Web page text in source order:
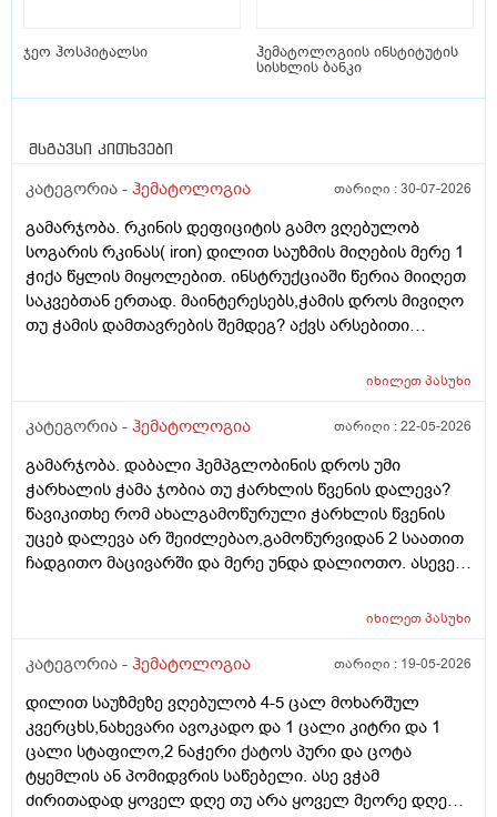
ჯეო ჰოსპიტალსი
ჰემატოლოგიის ინსტიტუტის
სისხლის ბანკი
მსგავსი კითხვები
კატეგორია - ჰემატოლოგია თარიღი :30-07-2026
გამარჯობა. რკინის დეფიციტის გამო ვღებულობ
სოგარის რკინას( iron) დილით საუზმის მიღების მერე 1
ჭიქა წყლის მიყოლებით. ინსტრუქციაში წერია მიიღეთ
საკვებთან ერთად. მაინტერესებს,ჭამის დროს მივიღო
თუ ჭამის დამთავრების შემდეგ? აქვს არსებითი
იხილეთპასუხი
კატეგორია - ჰემატოლოგია თარიღი :22-05-2026
გამარჯობა. დაბალი ჰემპგლობინის დროს უმი
ჭარხალის ჭამა ჯობია თუ ჭარხლის წვენის დალევა?
წავიკითხე რომ ახალგამოწურული ჭარხლის წვენის
უცებ დალევა არ შეიძლებაო,გამოწურვიდან 2 საათით
ჩადგითო მაცივარში და მერე უნდა დალიოთო. ასევე
წვენი და ეს სამი კომბინაცია ეფექტურია თუ არა
იხილეთპასუხი
კატეგორია - ჰემატოლოგია თარიღი : 19-05-2026
დილით საუზმეზე ვღებულობ 4-5 ცალ მოხარშულ
კვერცხს,ნახევარი ავოკადო და 1 ცალი კიტრი და 1
ცალი სტაფილო,2 ნაჭერი ქატოს პური და ცოტა
ტყემლის ან პომიდვრის საწებელი. ასე ვჭამ
ძირითადად ყოველ დღე თუ არა ყოველ მეორე დღე